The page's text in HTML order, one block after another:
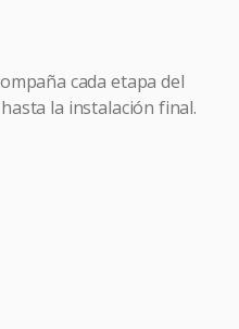
cada etapa del
la instalación final.